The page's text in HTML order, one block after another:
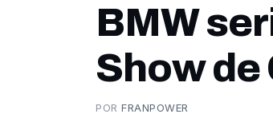
BMW
Show
PORFRANPOWER